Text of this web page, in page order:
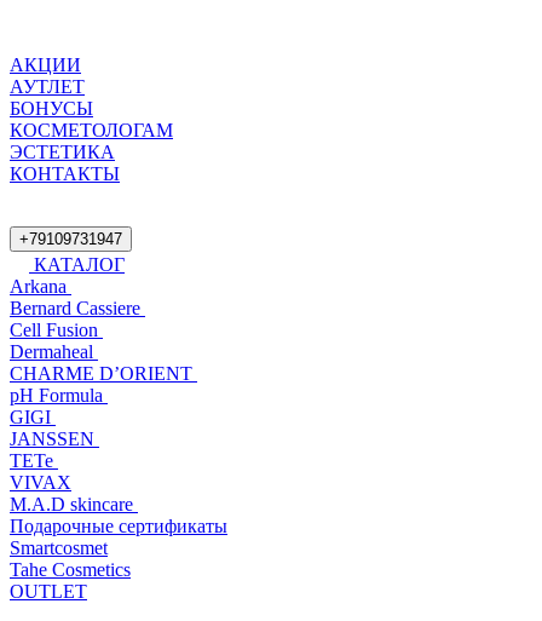
АКЦИИ
АУТЛЕТ
БОНУСЫ
КОСМЕТОЛОГАМ
ЭСТЕТИКА
КОНТАКТЫ
+79109731947
КАТАЛОГ
Arkana
Bernard Cassiere
Cell Fusion
Dermaheal
CHARME D’ORIENT
pH Formula
GIGI
JANSSEN
TETe
VIVAX
M.A.D skincare
Подарочные сертификаты
Smartcosmet
Tahe Cosmetics
OUTLET